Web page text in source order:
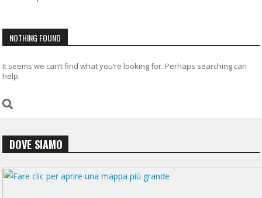
NOTHING FOUND
It seems we can’t find what you’re looking for. Perhaps searching can
help.
DOVE SIAMO